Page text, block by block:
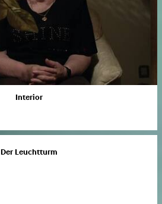
Interior
Der Leuchtturm